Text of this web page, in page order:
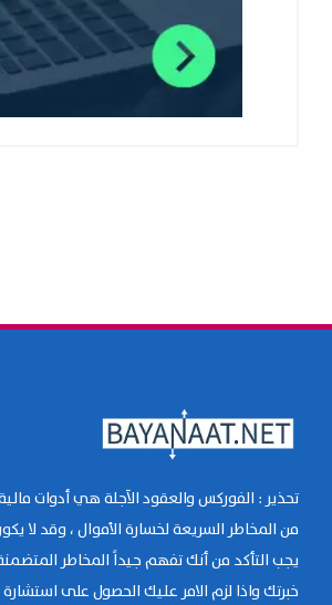
تحذير : الفوركس والعقود الآجلة هي أدوات
من المخاطر السريعة لخسارة الأموال ، وقد لا
يجب التأكد من أنك تفهم جيداً المخاطر
خبرتك واذا لزم الامر عليك الحصول على